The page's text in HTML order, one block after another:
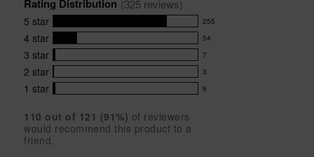
for
this
product:
4.7
out
of
5
stars
Rating Distribution (325 reviews)
5 star 255
255
reviews
with
5
star
rating.
4 star 54
54
reviews
with
4
rating.
3 star 7
7
reviews
with
star
rating.
2 star 3
3
reviews
2
star
rating.
1 star 6
6
with
1
110 out of 121 (91%) of reviewers
would recommend this product to a
friend.